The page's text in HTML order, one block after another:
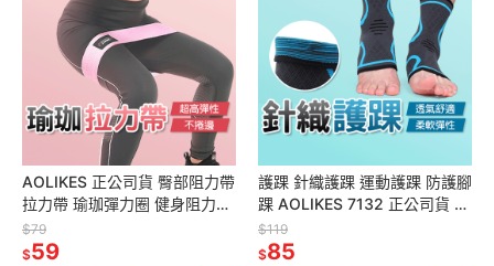
AOLIKES 正公司貨 臀部阻力帶
拉力帶 瑜珈彈力圈 健身阻力圈
環狀瑜珈圈 翹臀圈 虐臀圈瑜珈
帶 健身帶美臀
$79
$59
護踝 針織護踝 運動護踝 防護腳
踝 AOLIKES 7132 正公司貨 護
腳踝 護具 腳踝套 運動護具 護
踝套
$119
$85